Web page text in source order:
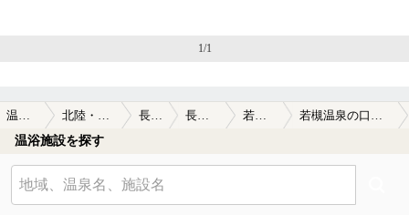
です。施設の規模からして妥当な大きさではないかと思いま
あり、味も塩味とともに金気味がします。オープン間もない
というのに、すでに湯船の縁や床が赤茶けた色に変色してい
ました。成分の豊富さを示しています。源泉の温度が４０．
８℃とやや低めのため、状況に応じて加温はしていますが、
湧出量が十分なため、加水の必要はなく、どの湯船も放流式
（掛け流し）になっています。お湯に浸かると肌にかすかに
1/1
温泉TOP 北陸・甲信越 長野県 長野周辺 若槻温泉 若槻温泉の口コミ一覧
温浴施設を探す